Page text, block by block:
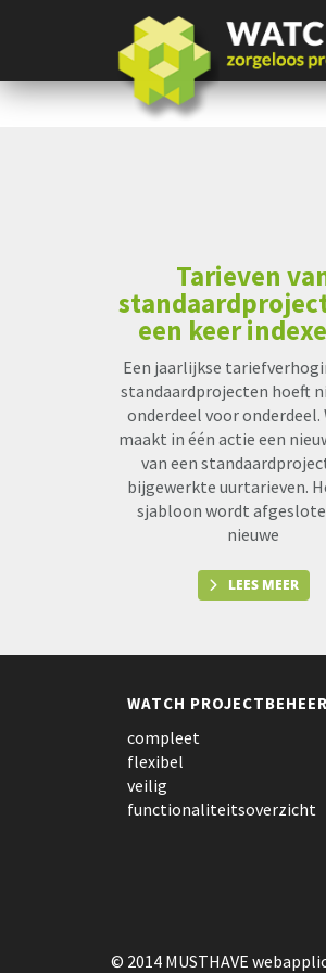
Tarieven
een keer
Een jaarlijkse
standaardprojecten hoeft
onderdeel voor onderdeel.
maakt in één actie een
van een
bijgewerkte uurtarieven.
sjabloon wordt
nieuwe
LEES MEER
WATCH PROJECTBEHEER
compleet
flexibel
veilig
functionaliteitsoverzicht
© 2014 MUSTHAVE